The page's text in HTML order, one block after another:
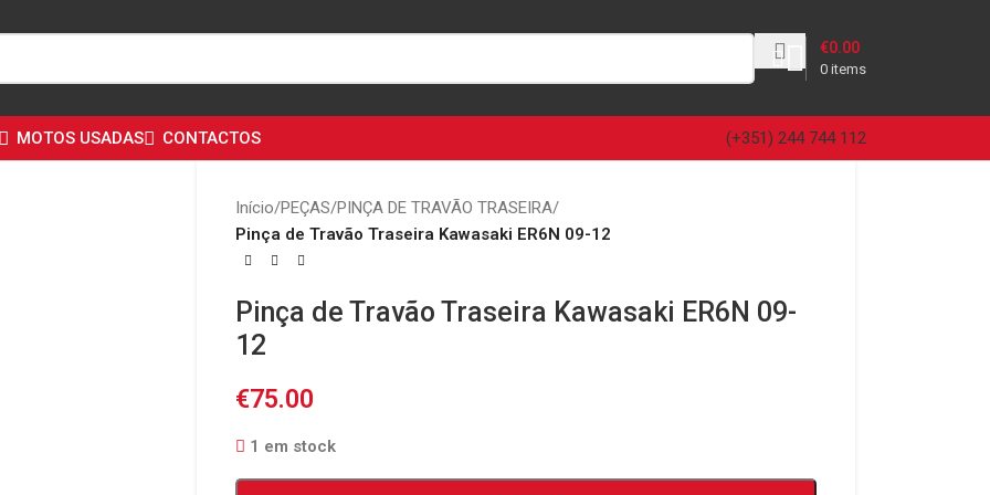
0 items
€0.00
MOTOS USADAS CONTACTOS (+351) 244 744 112
Início/PEÇAS/PINÇA DE TRAVÃO TRASEIRA/
Pinça de Travão Traseira Kawasaki ER6N 09-12
Pinça de Travão Traseira Kawasaki ER6N 09-
12
€75.00
1 em stock